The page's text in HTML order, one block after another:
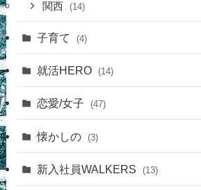
関西 (14)
子育て (4)
就活HERO (14)
恋愛/女子 (47)
懐かしの (3)
新入社員WALKERS (13)